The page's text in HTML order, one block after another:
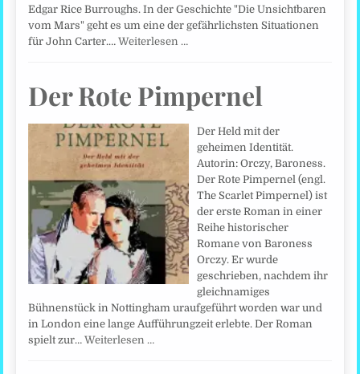
Edgar Rice Burroughs. In der Geschichte "Die Unsichtbaren
vom Mars" geht es um eine der gefährlichsten Situationen
für John Carter.…Weiterlesen …
Der Rote Pimpernel
Der Held mit der
geheimen Identität.
Autorin: Orczy, Baroness.
Der Rote Pimpernel (engl.
The Scarlet Pimpernel) ist
der erste Roman in einer
Reihe historischer
Romane von Baroness
Orczy. Er wurde
geschrieben, nachdem ihr
gleichnamiges
Bühnenstück in Nottingham uraufgeführt worden war und
in London eine lange Aufführungzeit erlebte. Der Roman
spielt zur…Weiterlesen …